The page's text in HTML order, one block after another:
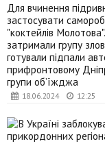
18.06.2024 12:25
Для вчинення
застосувати
"коктейлів
затримали групу
готували підпали
прифронтовому
групи об’їжджа